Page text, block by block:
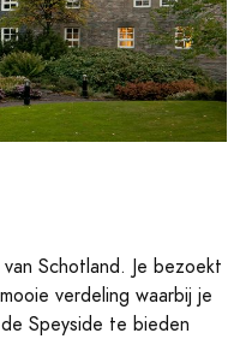
Schotland. Je bezoekt
verdeling waarbij je
Speyside te bieden